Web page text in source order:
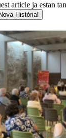
article ja estan
Història!